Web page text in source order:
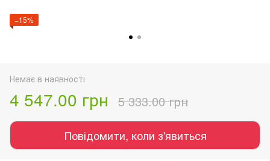
−15%
Немає в наявності
4 547.00 грн 5 333.00 грн
Повідомити, коли з'явиться